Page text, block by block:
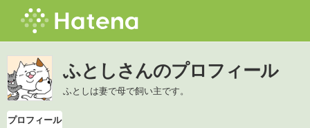
ふとしさんのプロフィール
ふとしは妻で母で飼い主です。
プロフィール